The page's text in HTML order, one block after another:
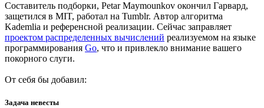
Составитель подборки, Petar Maymounkov окончил Гарвард,
защетился в MIT, работал на Tumblr. Автор алгоритма
Kademlia и референсной реализации. Сейчас заправляет
проектом распределенных вычислений реализуемом на языке
программирования Go, что и привлекло внимание вашего
покорного слуги.
От себя бы добавил:
Задача невесты